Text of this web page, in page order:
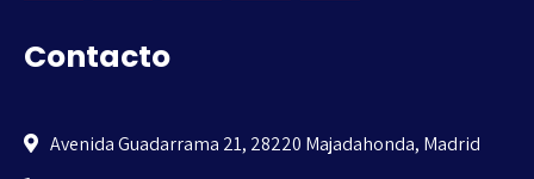
Contacto
Avenida Guadarrama 21, 28220 Majadahonda, Madrid